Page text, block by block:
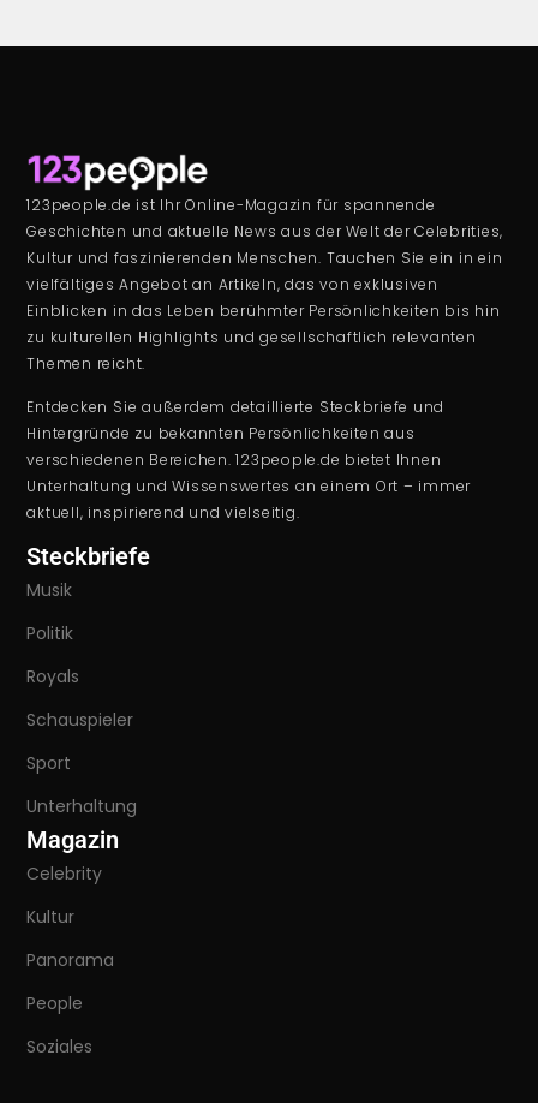
123people.de ist Ihr Online-Magazin für spannende
Geschichten und aktuelle News aus der Welt der Celebrities,
Kultur und faszinierenden Menschen. Tauchen Sie ein in ein
vielfältiges Angebot an Artikeln, das von exklusiven
Einblicken in das Leben berühmter Persönlichkeiten bis hin
zu kulturellen Highlights und gesellschaftlich relevanten
Themen reicht.
Entdecken Sie außerdem detaillierte Steckbriefe und
Hintergründe zu bekannten Persönlichkeiten aus
verschiedenen Bereichen. 123people.de bietet Ihnen
Unterhaltung und Wissenswertes an einem Ort – immer
aktuell, inspirierend und vielseitig.
Steckbriefe
Musik
Politik
Royals
Schauspieler
Sport
Unterhaltung
Magazin
Celebrity
Kultur
Panorama
People
Soziales